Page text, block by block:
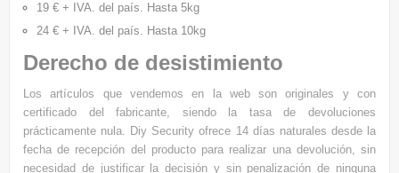
19 € + IVA. del país. Hasta 5kg
24 € + IVA. del país. Hasta 10kg
Derecho de desistimiento
Los artículos que vendemos en la web son originales y con
certificado del fabricante, siendo la tasa de devoluciones
prácticamente nula. Diy Security ofrece 14 días naturales desde la
fecha de recepción del producto para realizar una devolución, sin
necesidad de justificar la decisión y sin penalización de ninguna